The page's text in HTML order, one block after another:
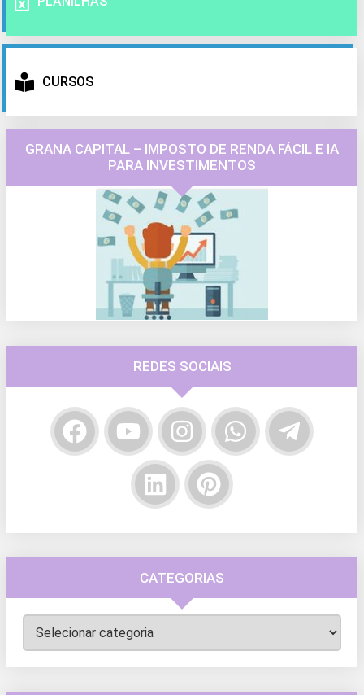
CURSOS
GRANA CAPITAL – IMPOSTO DE RENDA FÁCIL E IA
PARA INVESTIMENTOS
REDES SOCIAIS
CATEGORIAS
Categorias